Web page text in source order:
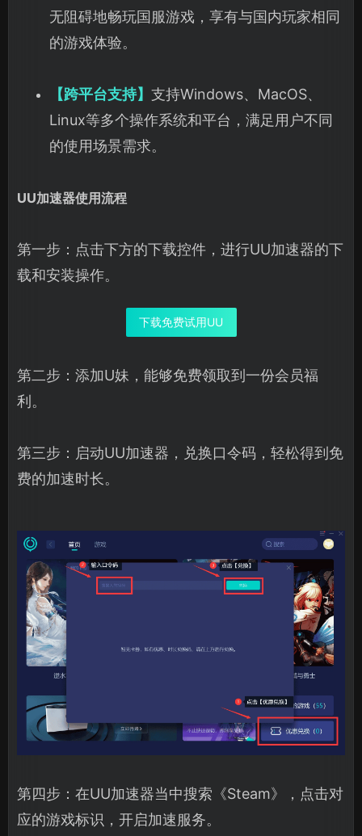
无阻碍地畅玩国服游戏，享有与国内玩家相同
的游戏体验。
【跨平台支持】 支持Windows、MacOS、
Linux等多个操作系统和平台，满足用户不同
的使用场景需求。
UU加速器使用流程
第一步：点击下方的下载控件，进行UU加速器的下
载和安装操作。
下载免费试用UU
第二步：添加U妹，能够免费领取到一份会员福
利。
第三步：启动UU加速器，兑换口令码，轻松得到免
费的加速时长。
第四步：在UU加速器当中搜索《Steam》，点击对
应的游戏标识，开启加速服务。